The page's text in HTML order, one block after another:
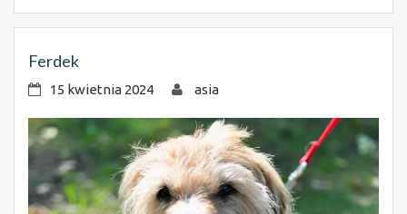
Ferdek
15 kwietnia 2024 asia